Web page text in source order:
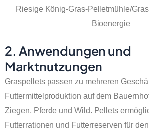
Riesige König-Gras-Pelletmühle/
Bioenergie
2. Anwendungen und
Marktnutzungen
Graspellets passen zu mehreren
Futtermittelproduktion auf dem
Ziegen, Pferde und Wild. Pellets
Futterrationen und Futterreserven für